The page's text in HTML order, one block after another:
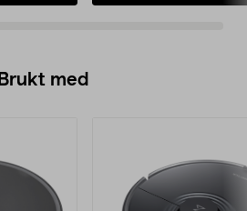
Brukt med